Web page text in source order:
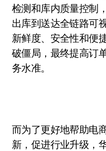
检测和库内质量控制
出库到送达全链路可
新鲜度、安全性和便
破僵局，最终提高订
务水准。
而为了更好地帮助电
新，促进行业升级，